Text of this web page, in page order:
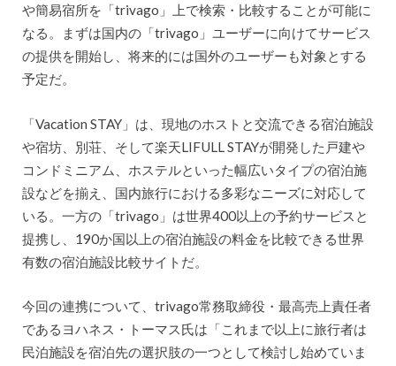
や簡易宿所を「trivago」上で検索・比較することが可能に
なる。まずは国内の「trivago」ユーザーに向けてサービス
の提供を開始し、将来的には国外のユーザーも対象とする
予定だ。
「Vacation STAY」は、現地のホストと交流できる宿泊施設
や宿坊、別荘、そして楽天LIFULL STAYが開発した戸建や
コンドミニアム、ホステルといった幅広いタイプの宿泊施
設などを揃え、国内旅行における多彩なニーズに対応して
いる。一方の「trivago」は世界400以上の予約サービスと
提携し、190か国以上の宿泊施設の料金を比較できる世界
有数の宿泊施設比較サイトだ。
今回の連携について、trivago常務取締役・最高売上責任者
であるヨハネス・トーマス氏は「これまで以上に旅行者は
民泊施設を宿泊先の選択肢の一つとして検討し始めていま